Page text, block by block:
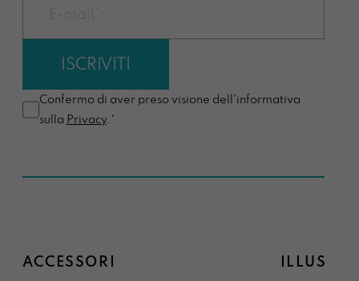
Confermo di aver preso visione dell'informativa
sulla Privacy.*
ACCESSORI